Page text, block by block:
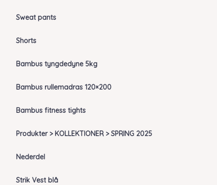
Sweat pants
Shorts
Bambus tyngdedyne 5kg
Bambus rullemadras 120×200
Bambus fitness tights
Produkter > KOLLEKTIONER > SPRING 2025
Nederdel
Strik Vest blå